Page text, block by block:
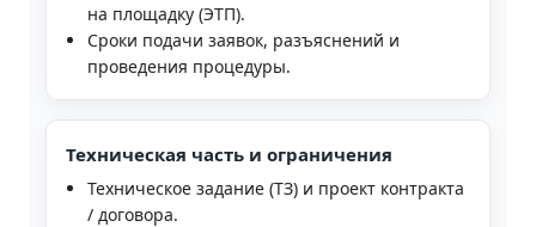
на площадку (ЭТП).
Сроки подачи заявок, разъяснений и
проведения процедуры.
Техническая часть и ограничения
Техническое задание (ТЗ) и проект контракта
/ договора.